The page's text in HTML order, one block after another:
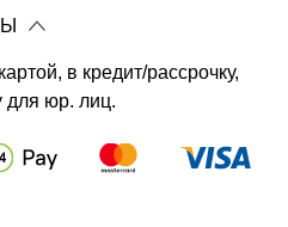
в кредит/рассрочку,
для юр. лиц.